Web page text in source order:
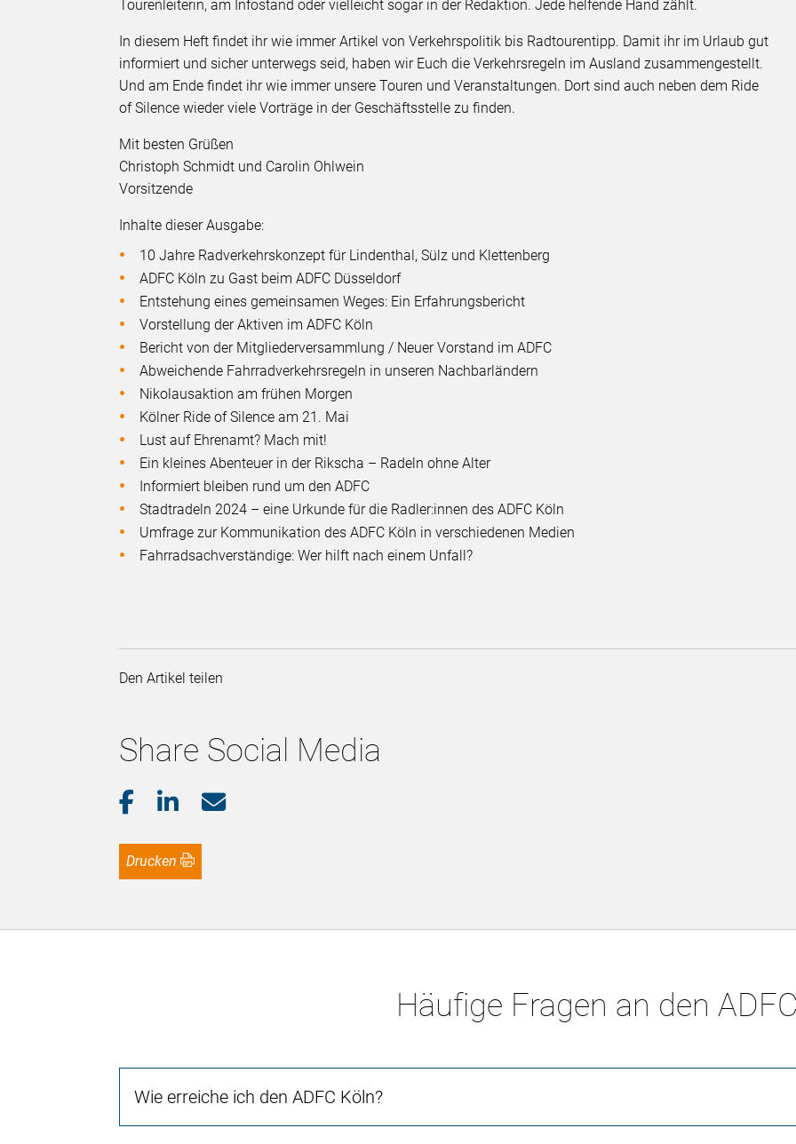
Tourenleiterin, am Infostand oder vielleicht sogar in der Redaktion. Jede helfende Hand zählt.
In diesem Heft findet ihr wie immer Artikel von Verkehrspolitik bis Radtourentipp. Damit ihr im Urlaub gut
informiert und sicher unterwegs seid, haben wir Euch die Verkehrsregeln im Ausland zusammengestellt.
Und am Ende findet ihr wie immer unsere Touren und Veranstaltungen. Dort sind auch neben dem Ride
of Silence wieder viele Vorträge in der Geschäftsstelle zu finden.
Mit besten Grüßen
Christoph Schmidt und Carolin Ohlwein
Vorsitzende
Inhalte dieser Ausgabe:
10 Jahre Radverkehrskonzept für Lindenthal, Sülz und Klettenberg
ADFC Köln zu Gast beim ADFC Düsseldorf
Entstehung eines gemeinsamen Weges: Ein Erfahrungsbericht
Vorstellung der Aktiven im ADFC Köln
Bericht von der Mitgliederversammlung / Neuer Vorstand im ADFC
Abweichende Fahrradverkehrsregeln in unseren Nachbarländern
Nikolausaktion am frühen Morgen
Kölner Ride of Silence am 21. Mai
Lust auf Ehrenamt? Mach mit!
Ein kleines Abenteuer in der Rikscha – Radeln ohne Alter
Informiert bleiben rund um den ADFC
Stadtradeln 2024 – eine Urkunde für die Radler:innen des ADFC Köln
Umfrage zur Kommunikation des ADFC Köln in verschiedenen Medien
Fahrradsachverständige: Wer hilft nach einem Unfall?
Den Artikel teilen
Share Social Media
Drucken
Häufige Fragen an den
Wie erreiche ich den ADFC Köln?